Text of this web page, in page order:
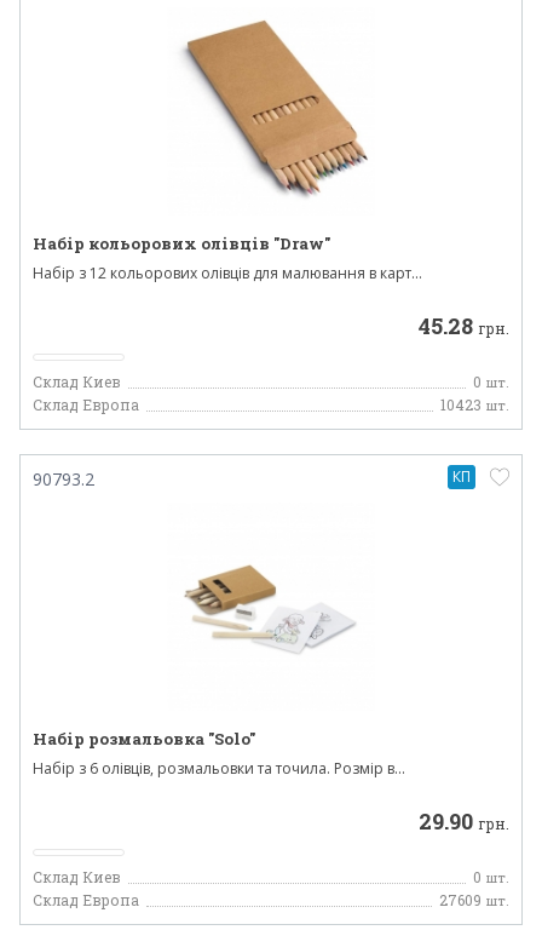
Набір кольорових олівців "Draw"
Набір з 12 кольорових олівців для малювання в карт...
45.28 грн.
Склад Киев 0 шт.
Склад Европа 10423 шт.
90793.2
Набір розмальовка "Solo"
Набір з 6 олівців, розмальовки та точила. Розмір в...
29.90 грн.
Склад Киев 0 шт.
Склад Европа 27609 шт.
КП